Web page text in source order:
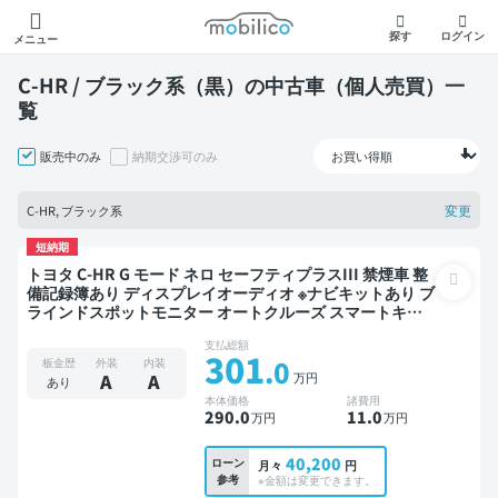
メニュー
モビリコ
探す ログイン
C-HR / ブラック系（黒）の中古車（個人売買）一
覧
販売中のみ 納期交渉可のみ
C-HR, ブラック系 変更
短納期
トヨタ C-HR G モード ネロ セーフティプラスIII 禁煙車 整
備記録簿あり ディスプレイオーディオ ※ナビキットあり ブ
ラインドスポットモニター オートクルーズ スマートキー
板金歴
あり
外装
A
内装
A
支払総額
301.0 万円
本体価格
290.0万円
諸費用
11.0万円
ローン
参考
月々 40,200 円
※金額は変更できます。